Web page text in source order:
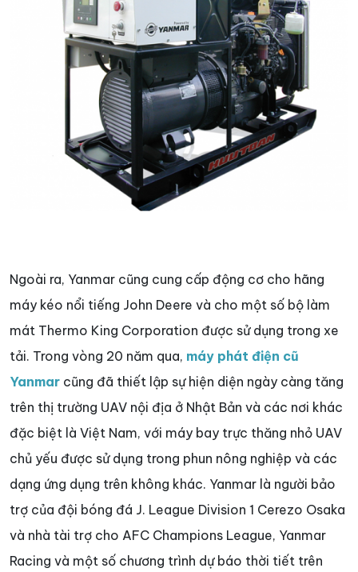
Ngoài ra, Yanmar cũng cung cấp động cơ cho hãng
máy kéo nổi tiếng John Deere và cho một số bộ làm
mát Thermo King Corporation được sử dụng trong xe
tải. Trong vòng 20 năm qua, máy phát điện cũ
Yanmar cũng đã thiết lập sự hiện diện ngày càng tăng
trên thị trường UAV nội địa ở Nhật Bản và các nơi khác
đặc biệt là Việt Nam, với máy bay trực thăng nhỏ UAV
chủ yếu được sử dụng trong phun nông nghiệp và các
dạng ứng dụng trên không khác. Yanmar là người bảo
trợ của đội bóng đá J. League Division 1 Cerezo Osaka
và nhà tài trợ cho AFC Champions League, Yanmar
Racing và một số chương trình dự báo thời tiết trên